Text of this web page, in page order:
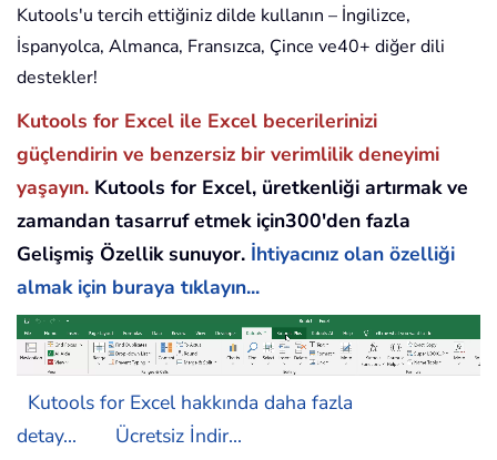
Kutools'u tercih ettiğiniz dilde kullanın – İngilizce,
İspanyolca, Almanca, Fransızca, Çince ve40+ diğer dili
destekler!
Kutools for Excel ile Excel becerilerinizi
güçlendirin ve benzersiz bir verimlilik deneyimi
yaşayın. Kutools for Excel, üretkenliği artırmak ve
zamandan tasarruf etmek için300'den fazla
Gelişmiş Özellik sunuyor. İhtiyacınız olan özelliği
almak için buraya tıklayın...
Kutools for Excel hakkında daha fazla
detay...
Ücretsiz İndir...